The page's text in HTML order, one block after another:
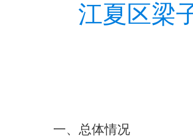
江夏区梁
一、总体情况